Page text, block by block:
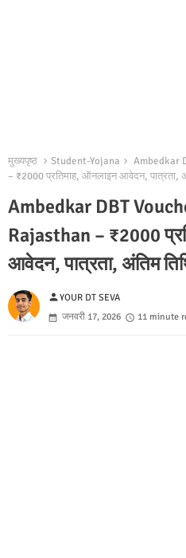
मुख्यपृष्ठ Student-Yojana
Ambedkar
– ₹2000 प्रतिमाह, ऑनलाइन आवेदन, पात्रता,
Ambedkar DBT
Rajasthan – ₹2000
आवेदन, पात्रता, अंतिम
personYOUR DT SEVA
जनवरी 17, 2026
11 minute